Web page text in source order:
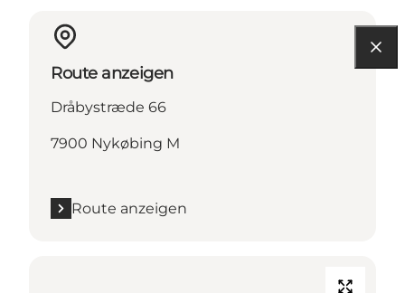
Route anzeigen
Dråbystræde 66
7900 Nykøbing M
Route anzeigen